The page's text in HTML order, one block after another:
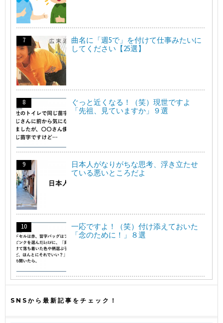
曲名に「週5で」を付けて仕事みたいに
してください【25選】
ぐっと近くなる！（笑）現世ですよ
「先祖、見ていますか」９選
日本人がなりがちな思考、浮き立たせ
ている悪いところだよ
一応ですよ！（笑）付け添えておいた
「念のために！」８選
SNSから最新記事をチェック！